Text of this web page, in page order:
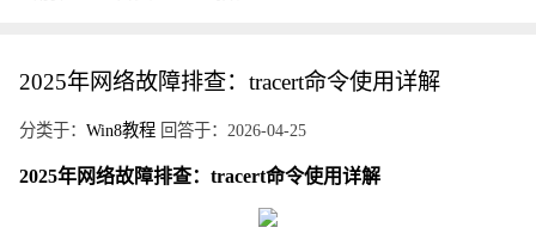
2025年网络故障排查：tracert命令使用详解
分类于： Win8教程 回答于：2026-04-25
2025年网络故障排查：tracert命令使用详解